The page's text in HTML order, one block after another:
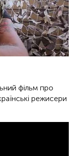
фільм про
режисери